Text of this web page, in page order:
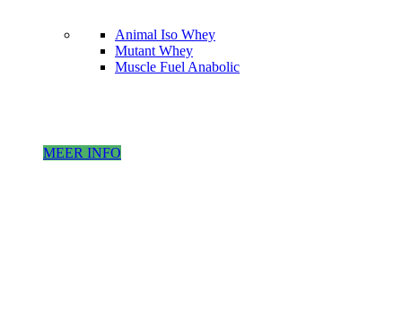
Animal Iso Whey
Mutant Whey
Muscle Fuel Anabolic
MEER INFO